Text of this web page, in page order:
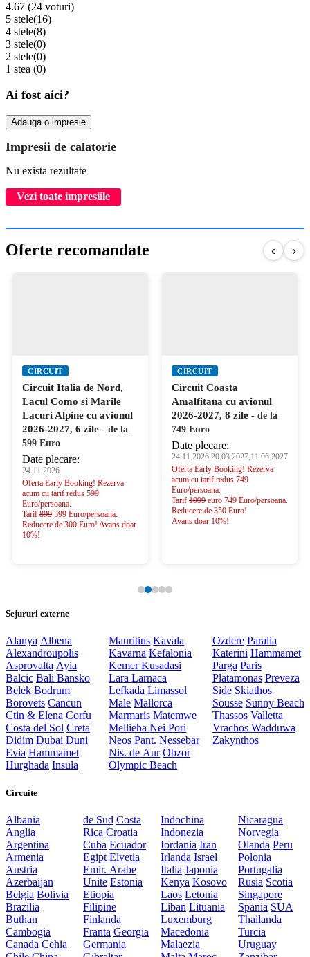
4.67 (24 voturi)
5 stele(16)
4 stele(8)
3 stele(0)
2 stele(0)
1 stea (0)
Ai fost aici?
Adauga o impresie
Impresii de calatorie
Nu exista rezultate
Vezi toate impresiile
Oferte recomandate ‹ ›
CIRCUIT
Circuit Italia de Nord,
Lacul Como si Marile
Lacuri Alpine cu avionul
2026-2027, 6 zile - de la
599 Euro
Date plecare:
24.11.2026
Oferta Early Booking! Rezerva
acum cu tarif redus 599
Euro/persoana.
Tarif 899 599 Euro/persoana.
Reducere de 300 Euro! Avans doar
10%!
CIRCUIT
Circuit Coasta
Amalfitana cu avionul
2026-2027, 8 zile - de la
749 Euro
Date plecare:
24.11.2026,20.03.2027,11.06.2027
Oferta Early Booking! Rezerva
acum cu tarif redus 749
Euro/persoana.
Tarif 1099 euro 749 Euro/persoana.
Reducere de 350 Euro!
Avans doar 10%!
Sejururi externe
Alanya Albena
Alexandroupolis
Asprovalta Ayia
Balcic Bali Bansko
Belek Bodrum
Borovets Cancun
Ctin & Elena Corfu
Costa del Sol Creta
Didim Dubai Duni
Evia Hammamet
Hurghada Insula
Mauritius Kavala
Kavarna Kefalonia
KemerKusadasi
LaraLarnaca
Lefkada Limassol
Male Mallorca
Marmaris Matemwe
MelliehaNei Pori
Neos Pant. Nessebar
Nis. de Aur Obzor
Olympic Beach
Ozdere Paralia
Katerini Hammamet
Parga Paris
Platamonas Preveza
Side Skiathos
Sousse Sunny Beach
Thassos Valletta
Vrachos Wadduwa
Zakynthos
Circuite
Albania
Anglia
Argentina
Armenia
Austria
Azerbaijan
Belgia Bolivia
Brazilia
Buthan
Cambogia
Canada Cehia
de Sud Costa
Rica Croatia
Cuba Ecuador
Egipt Elvetia
Emir. Arabe
Unite Estonia
Etiopia
Filipine
Finlanda
Franta Georgia
Germania
Indochina
Indonezia
Iordania Iran
Irlanda Israel
Italia Japonia
Kenya Kosovo
Laos Letonia
Liban Lituania
Luxemburg
Macedonia
Malaezia
Nicaragua
Norvegia
Olanda Peru
Polonia
Portugalia
Rusia Scotia
Singapore
Spania SUA
Thailanda
Turcia
Uruguay